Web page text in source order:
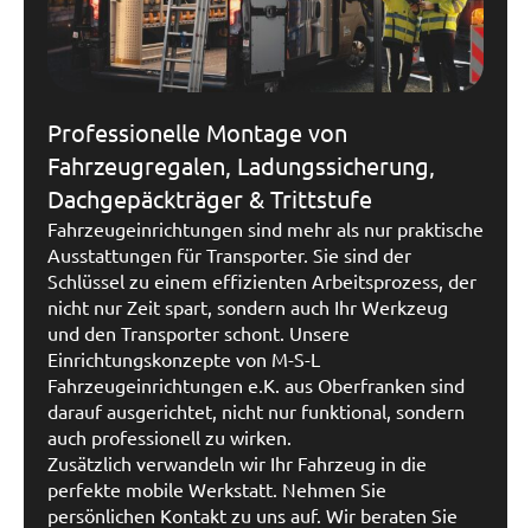
Professionelle Montage von
Fahrzeugregalen, Ladungssicherung,
Dachgepäckträger & Trittstufe
Fahrzeugeinrichtungen sind mehr als nur praktische
Ausstattungen für Transporter. Sie sind der
Schlüssel zu einem effizienten Arbeitsprozess, der
nicht nur Zeit spart, sondern auch Ihr Werkzeug
und den Transporter schont. Unsere
Einrichtungskonzepte von M-S-L
Fahrzeugeinrichtungen e.K. aus Oberfranken sind
darauf ausgerichtet, nicht nur funktional, sondern
auch professionell zu wirken.
Zusätzlich verwandeln wir Ihr Fahrzeug in die
perfekte mobile Werkstatt. Nehmen Sie
persönlichen Kontakt zu uns auf. Wir beraten Sie